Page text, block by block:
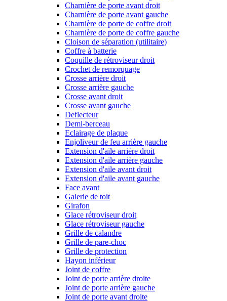
Charnière de porte avant droit
Charnière de porte avant gauche
Charnière de porte de coffre droit
Charnière de porte de coffre gauche
Cloison de séparation (utilitaire)
Coffre à batterie
Coquille de rétroviseur droit
Crochet de remorquage
Crosse arrière droit
Crosse arrière gauche
Crosse avant droit
Crosse avant gauche
Deflecteur
Demi-berceau
Eclairage de plaque
Enjoliveur de feu arrière gauche
Extension d'aile arrière droit
Extension d'aile arrière gauche
Extension d'aile avant droit
Extension d'aile avant gauche
Face avant
Galerie de toit
Girafon
Glace rétroviseur droit
Glace rétroviseur gauche
Grille de calandre
Grille de pare-choc
Grille de protection
Hayon inférieur
Joint de coffre
Joint de porte arrière droite
Joint de porte arrière gauche
Joint de porte avant droite